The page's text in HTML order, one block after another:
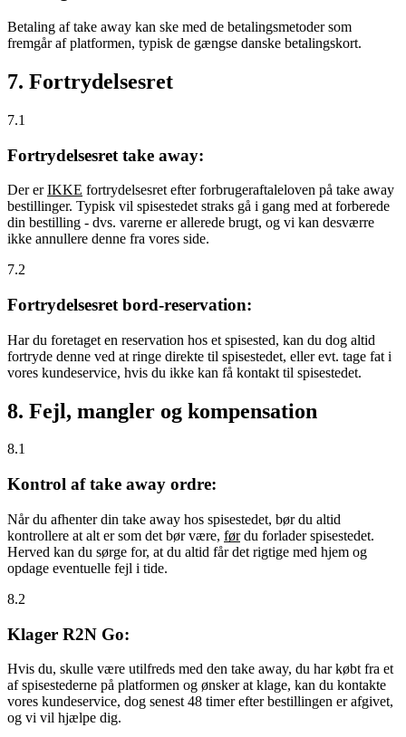
Betaling af take away kan ske med de betalingsmetoder som
fremgår af platformen, typisk de gængse danske betalingskort.
7. Fortrydelsesret
7.1
Fortrydelsesret take away:
Der erIKKE fortrydelsesret efter forbrugeraftaleloven på take away
bestillinger. Typisk vil spisestedet straks gå i gang med at forberede
din bestilling - dvs. varerne er allerede brugt, og vi kan desværre
ikke annullere denne fra vores side.
7.2
Fortrydelsesret bord-reservation:
Har du foretaget en reservation hos et spisested, kan du dog altid
fortryde denne ved at ringe direkte til spisestedet, eller evt. tage fat i
vores kundeservice, hvis du ikke kan få kontakt til spisestedet.
8. Fejl, mangler og kompensation
8.1
Kontrol af take away ordre:
Når du afhenter din take away hos spisestedet, bør du altid
kontrollere at alt er som det bør være, førdu forlader spisestedet.
Herved kan du sørge for, at du altid får det rigtige med hjem og
opdage eventuelle fejl i tide.
8.2
Klager R2N Go:
Hvis du, skulle være utilfreds med den take away, du har købt fra et
af spisestederne på platformen og ønsker at klage, kan du kontakte
vores kundeservice, dog senest 48 timer efter bestillingen er afgivet,
og vi vil hjælpe dig.